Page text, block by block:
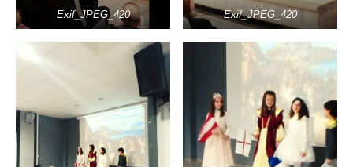
Exif_JPEG_420 Exif_JPEG_420